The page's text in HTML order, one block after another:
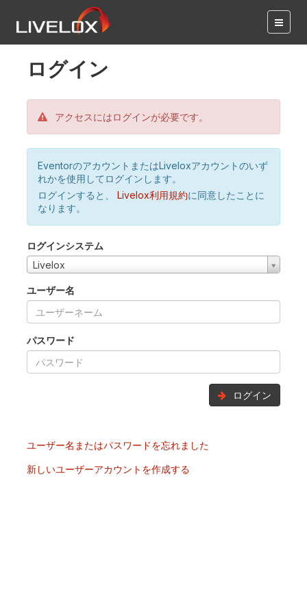
ログイン
アクセスにはログインが必要です。
EventorのアカウントまたはLiveloxアカウントのいず
れかを使用してログインします。
ログインすると、
Livelox利用規約に同意したことに
なります。
ログインシステム
Livelox
ユーザー名
パスワード
ログイン
ユーザー名またはパスワードを忘れました
新しいユーザーアカウントを作成する